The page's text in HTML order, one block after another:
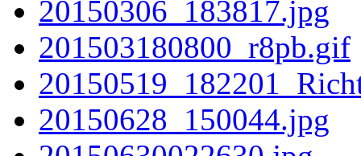
20150306_183817.jpg
201503180800_r8pb.gif
20150628_150044.jpg